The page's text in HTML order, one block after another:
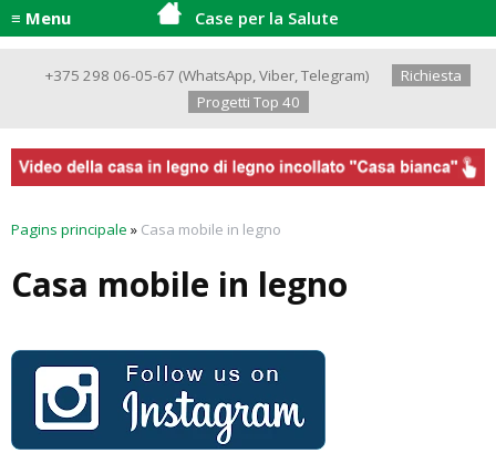
≡ Menu Case per la Salute
+375 298 06-05-67 (WhatsApp,Viber,Telegram)
Richiesta
Progetti Top 40
Pagins principale » Casa mobile in legno
Casa mobile in legno